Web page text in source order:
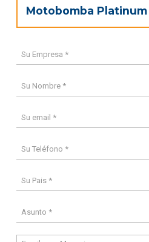
Motobomba Platinum